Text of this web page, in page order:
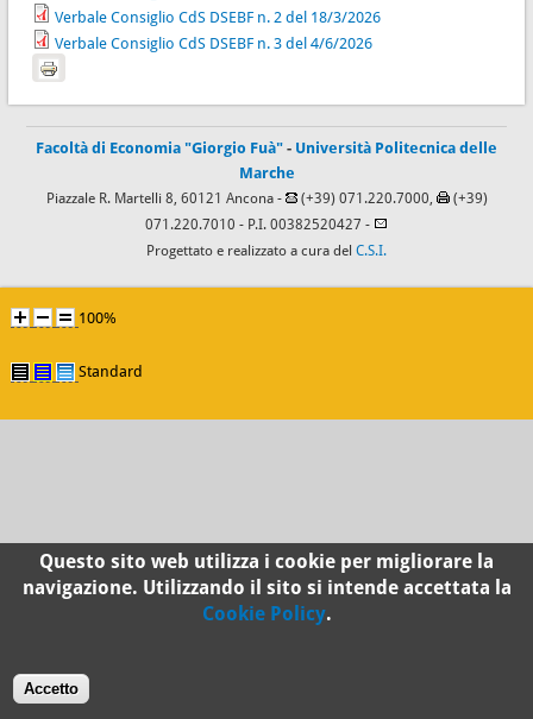
Verbale Consiglio CdS DSEBF n. 2 del 18/3/2026
Verbale Consiglio CdS DSEBF n. 3 del 4/6/2026
Facoltà di Economia "Giorgio Fuà" - Università Politecnica delle
Marche
Piazzale R. Martelli 8, 60121 Ancona - (+39) 071.220.7000,
(+39)
071.220.7010 - P.I. 00382520427 -
Progettato e realizzato a cura del C.S.I.
100%
Standard
Questo sito web utilizza i cookie per migliorare la
navigazione. Utilizzando il sito si intende accettata la
Cookie Policy.
Accetto